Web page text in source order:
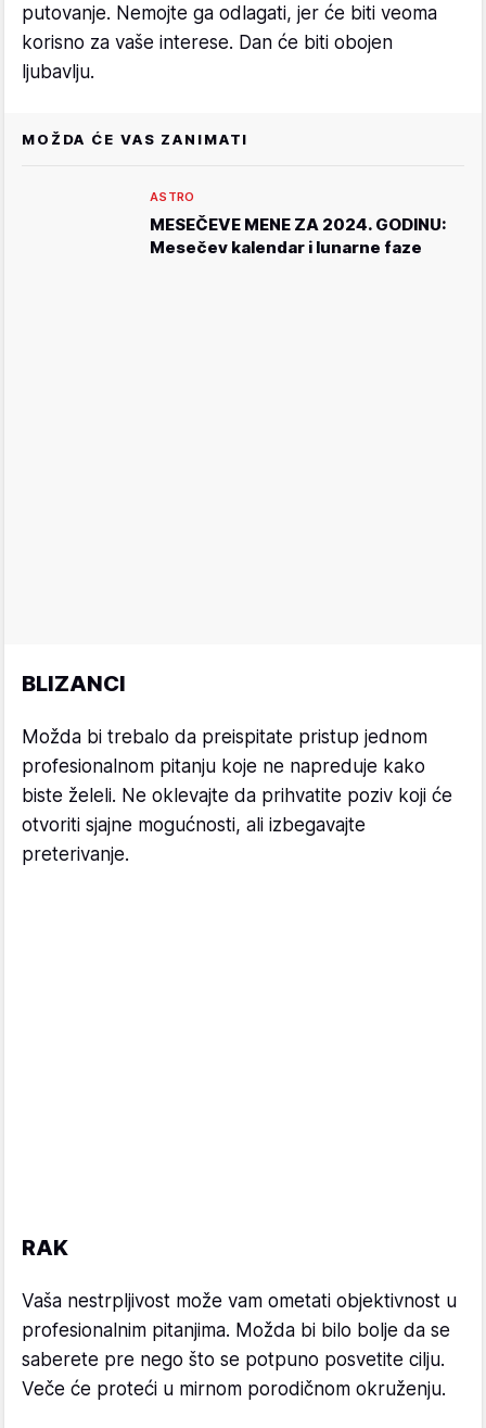
putovanje. Nemojte ga odlagati, jer će biti veoma
korisno za vaše interese. Dan će biti obojen
ljubavlju.
MOŽDA ĆE VAS ZANIMATI
ASTRO
MESEČEVE MENE ZA 2024. GODINU:
Mesečev kalendar i lunarne faze
BLIZANCI
Možda bi trebalo da preispitate pristup jednom
profesionalnom pitanju koje ne napreduje kako
biste želeli. Ne oklevajte da prihvatite poziv koji će
otvoriti sjajne mogućnosti, ali izbegavajte
preterivanje.
RAK
Vaša nestrpljivost može vam ometati objektivnost u
profesionalnim pitanjima. Možda bi bilo bolje da se
saberete pre nego što se potpuno posvetite cilju.
Veče će proteći u mirnom porodičnom okruženju.